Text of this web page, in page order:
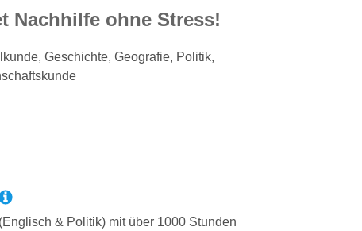
Nachhilfe ohne Stress!
Geschichte, Geografie, Politik,
& Politik) mit über 1000 Stunden